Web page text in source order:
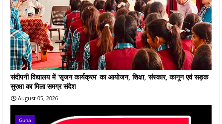
संदीपनी विद्यालय में ‘सृजन कार्यक्रम’ का आयोजन, शिक्षा, संस्कार, कानून एवं सड़क
सुरक्षा का मिला समग्र संदेश
August 05, 2026
Guna